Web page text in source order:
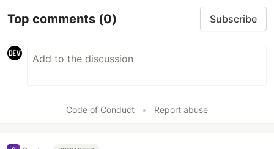
Top comments (0) Subscribe
Code of Conduct • Report abuse